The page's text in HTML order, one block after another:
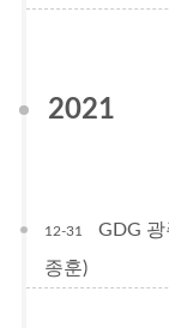
2021
12-31
GDG
종훈)